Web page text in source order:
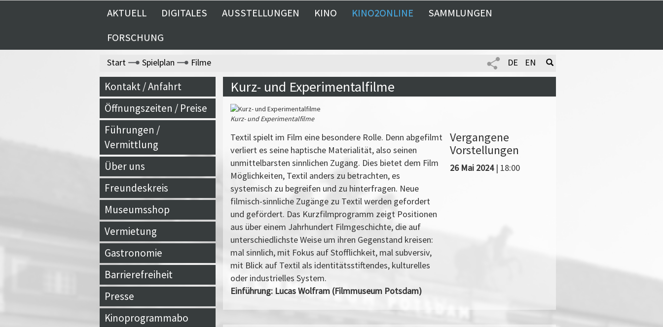
AKTUELL DIGITALES AUSSTELLUNGEN KINO KINO2ONLINE
SAMMLUNGEN
FORSCHUNG
Start Spielplan Filme DE EN
Kontakt / Anfahrt
Öffnungszeiten / Preise
Führungen /
Vermittlung
Über uns
Freundeskreis
Museumsshop
Vermietung
Gastronomie
Barrierefreiheit
Presse
Kinoprogrammabo
Kurz- und Experimentalfilme
Kurz- und Experimentalfilme
Textil spielt im Film eine besondere Rolle. Denn abgefilmt
verliert es seine haptische Materialität, also seinen
unmittelbarsten sinnlichen Zugang. Dies bietet dem Film
Möglichkeiten, Textil anders zu betrachten, es
systemisch zu begreifen und zu hinterfragen. Neue
filmisch-sinnliche Zugänge zu Textil werden gefordert
und gefördert. Das Kurzfilmprogramm zeigt Positionen
aus über einem Jahrhundert Filmgeschichte, die auf
unterschiedlichste Weise um ihren Gegenstand kreisen:
mal sinnlich, mit Fokus auf Stofflichkeit, mal subversiv,
mit Blick auf Textil als identitätsstiftendes, kulturelles
oder industrielles System.
Einführung: Lucas Wolfram (Filmmuseum Potsdam)
Vergangene
Vorstellungen
26 Mai 2024| 18:00